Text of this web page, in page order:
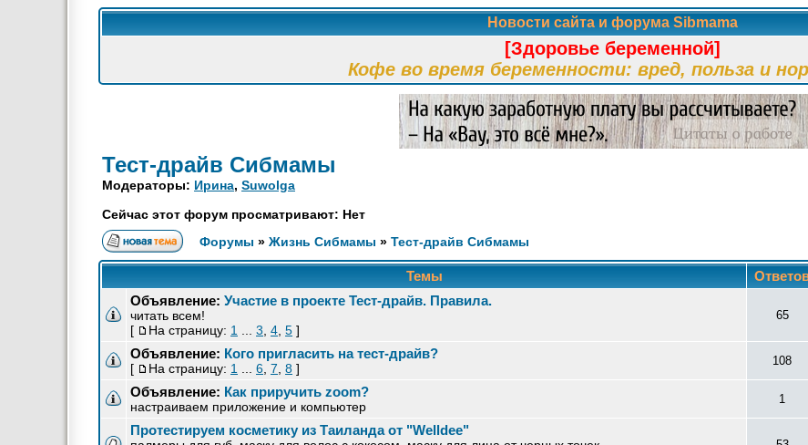
Новости сайта и форума Sibmama
[Здоровье беременной]
Кофе во время беременности: вред, польза и
Тест-драйв Сибмамы
Модераторы: Ирина, Suwolga
Сейчас этот форум просматривают: Нет
Форумы » Жизнь Сибмамы » Тест-драйв Сибмамы
Темы
Объявление: Участие в проекте Тест-драйв. Правила.
читать всем!
[
На страницу: 1 3 4 5 ]
65
Объявление: Кого пригласить на тест-драйв?
[ На страницу: 1 6 7 8 ]
108
Объявление: Как приручить zoom?
настраиваем приложение и компьютер
1
Протестируем косметику из Таиланда от "Welldee"